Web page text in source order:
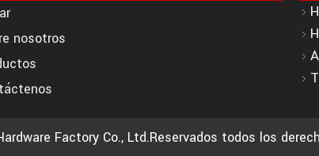
nosotros
Factory Co., Ltd.Reservados todos los